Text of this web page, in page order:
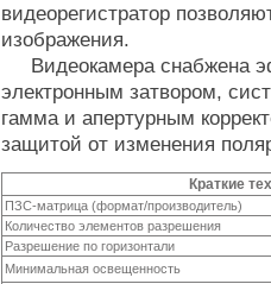
видеорегистратор
изображения.
Видеокамера снабжена
электронным затвором,
гамма и апертурным
защитой от изменения
Краткие
ПЗС-матрица (формат/производитель)
Количество элементов разрешения
Разрешение по горизонтали
Минимальная освещенность